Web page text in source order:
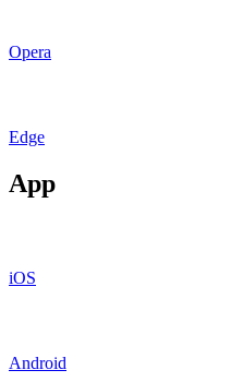
Opera
Edge
App
iOS
Android